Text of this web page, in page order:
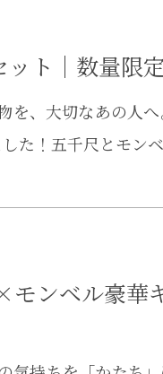
ト｜数量限
を、大切なあの人
た！五千尺とモン
モンベル豪華